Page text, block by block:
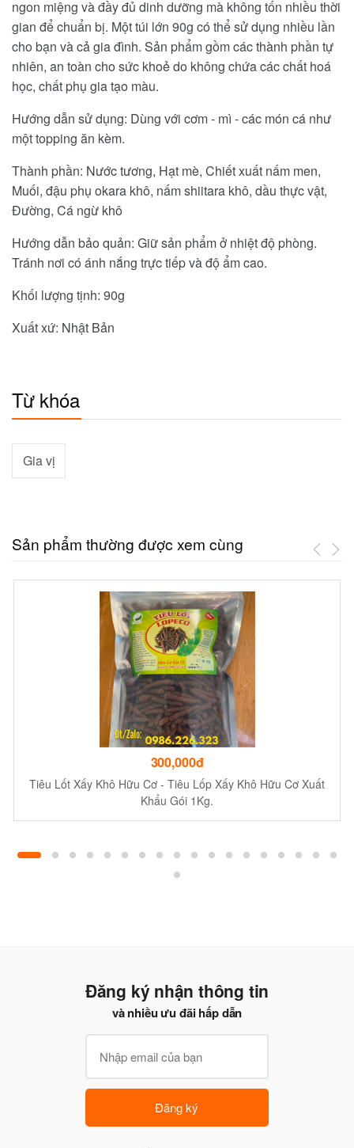
ngon miệng và đầy đủ dinh dưỡng mà không tốn nhiều thời
gian để chuẩn bị. Một túi lớn 90g có thể sử dụng nhiều lần
cho bạn và cả gia đình. Sản phẩm gồm các thành phần tự
nhiên, an toàn cho sức khoẻ do không chứa các chất hoá
học, chất phụ gia tạo màu.
Hướng dẫn sử dụng: Dùng với cơm - mì - các món cá như
một topping ăn kèm.
Thành phần: Nước tương, Hạt mè, Chiết xuất nấm men,
Muối, đậu phụ okara khô, nấm shiitara khô, dầu thực vật,
Đường, Cá ngừ khô
Hướng dẫn bảo quản: Giữ sản phẩm ở nhiệt độ phòng.
Tránh nơi có ánh nắng trực tiếp và độ ẩm cao.
Khối lượng tịnh: 90g
Xuất xứ: Nhật Bản
Từ khóa
Gia vị
Sản phẩm thường được xem cùng
300,000đ
Tiêu Lốt Xấy Khô Hữu Cơ - Tiêu Lốp Xấy Khô Hữu Cơ Xuất
Khẩu Gói 1Kg.
Đăng ký nhận thông tin
và nhiều ưu đãi hấp dẫn
Đăng ký